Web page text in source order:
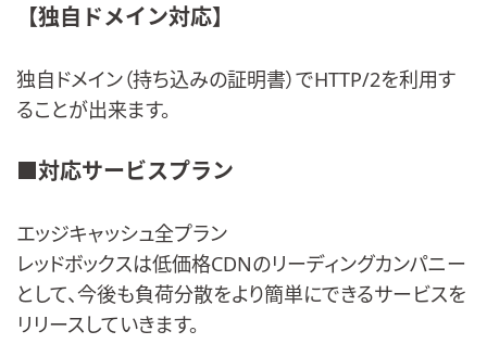
【独自ドメイン対応】
独自ドメイン（持ち込みの証明書）でHTTP/2を利用す
ることが出来ます。
■対応サービスプラン
エッジキャッシュ全プラン
レッドボックスは低価格CDNのリーディングカンパニー
として、今後も負荷分散をより簡単にできるサービスを
リリースしていきます。